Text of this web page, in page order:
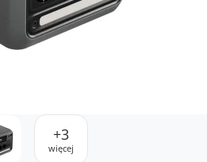
+3
więcej